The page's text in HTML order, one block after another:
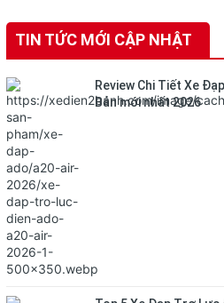
TIN TỨC MỚI CẬP NHẬT
Review Chi Tiết Xe
Bản mới nhất 2026